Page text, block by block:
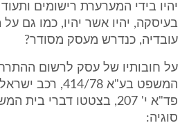
יהיו בידי המערערת רישומים
בעיסקה, יהיו אשר יהיו, כמו גם
עובדיה, כנדרש מעסק מסודר?
על חובותיו של עסק לרשום
פד"א י' 207, בצטטו דברי
סוגיה: